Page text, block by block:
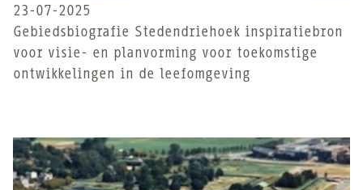
23-07-2025
Gebiedsbiografie Stedendriehoek inspiratiebron
voor visie- en planvorming voor toekomstige
ontwikkelingen in de leefomgeving